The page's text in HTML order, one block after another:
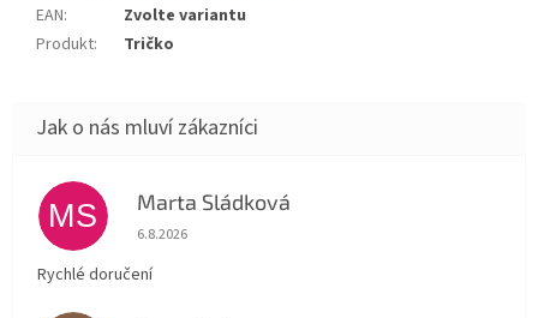
EAN:
Zvolte variantu
Produkt: Tričko
MS Marta Sládková
Hodnocení obchodu je 5 z 5 hvězdiček.
6.8.2026
Rychlé doručení